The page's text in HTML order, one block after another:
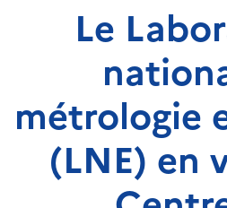
Le
métrologie
(LNE) en